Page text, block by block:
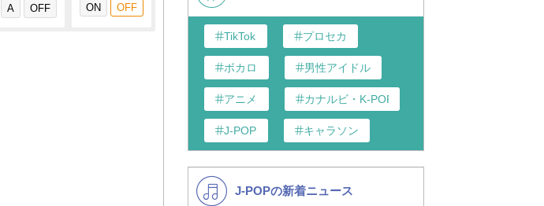
TikTok プロセカ
ボカロ 男性アイドル
アニメ カナルビ・K-POP和訳
J-POP キャラソン
K-POP 演歌・歌謡
J-POPの新着ニュース